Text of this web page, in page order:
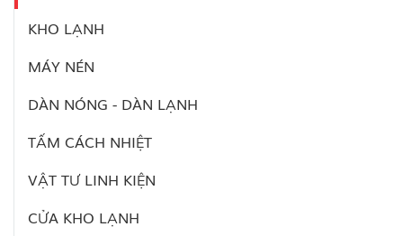
KHO LẠNH
MÁY NÉN
DÀN NÓNG - DÀN LẠNH
TẤM CÁCH NHIỆT
VẬT TƯ LINH KIỆN
CỬA KHO LẠNH